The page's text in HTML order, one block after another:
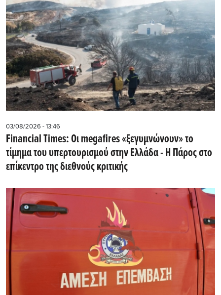
03/08/2026 - 13:46
Financial Times: Οι megafires «ξεγυμνώνουν» το
τίμημα του υπερτουρισμού στην Ελλάδα - Η Πάρος στο
επίκεντρο της διεθνούς κριτικής